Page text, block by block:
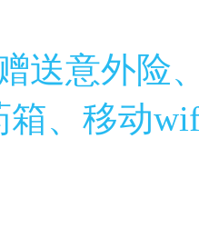
送意外险
箱、移动